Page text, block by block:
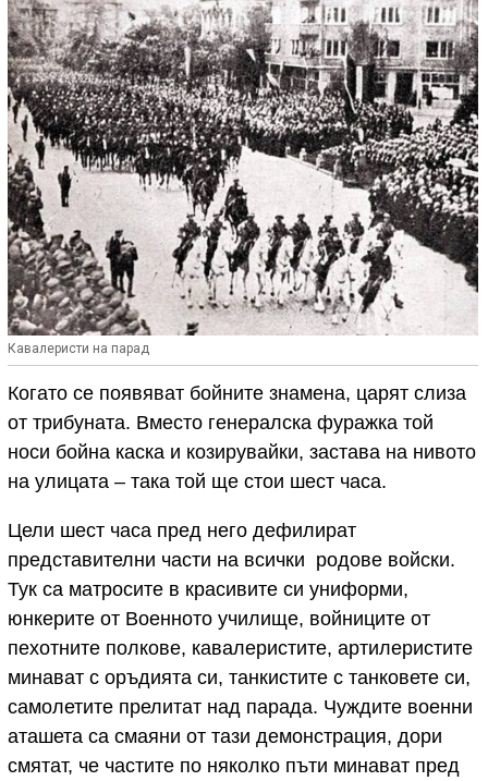
Кавалеристи на парад
Когато се появяват бойните знамена, царят слиза
от трибуната. Вместо генералска фуражка той
носи бойна каска и козирувайки, застава на нивото
на улицата – така той ще стои шест часа.
Цели шест часа пред него дефилират
представителни части на всички родове войски.
Тук са матросите в красивите си униформи,
юнкерите от Военното училище, войниците от
пехотните полкове, кавалеристите, артилеристите
минават с оръдията си, танкистите с танковете си,
самолетите прелитат над парада. Чуждите военни
аташета са смаяни от тази демонстрация, дори
смятат, че частите по няколко пъти минават пред